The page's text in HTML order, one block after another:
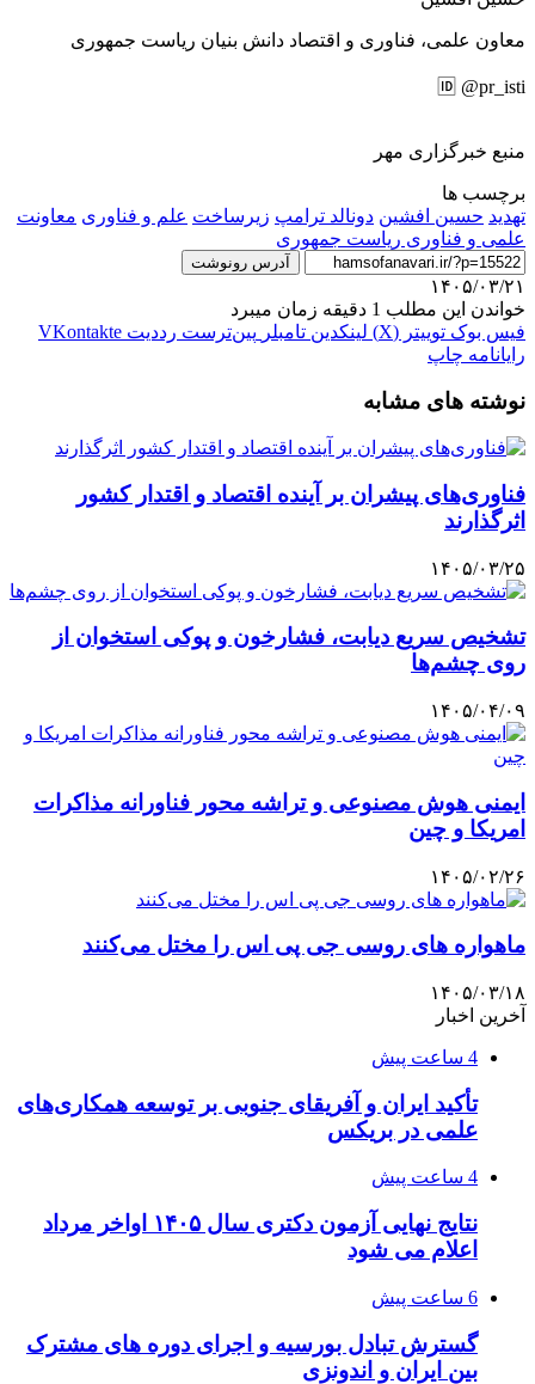
معاون علمی، فناوری و اقتصاد دانش بنیان ریاست جمهوری
🆔 @pr_isti
منبع خبرگزاری مهر
برچسب ها
تهدید حسین افشین دونالد ترامپ زیرساخت علم و فناوری معاونت
علمی و فناوری ریاست جمهوری
آدرس رونوشت
۱۴۰۵/۰۳/۲۱
خواندن این مطلب 1 دقیقه زمان میبرد
فیس بوک توییتر (X) لینکدین ‫تامبلر ‫پین‌ترست ‫رددیت ‫VKontakte
رایانامه چاپ
نوشته های مشابه
فناوری‌های پیشران بر آینده اقتصاد و اقتدار کشور
اثرگذارند
۱۴۰۵/۰۳/۲۵
تشخیص سریع دیابت، فشارخون و پوکی استخوان از
روی چشم‌ها
۱۴۰۵/۰۴/۰۹
ایمنی هوش مصنوعی و تراشه محور فناورانه مذاکرات
امریکا و چین
۱۴۰۵/۰۲/۲۶
ماهواره های روسی جی پی اس را مختل می‌کنند
۱۴۰۵/۰۳/۱۸
آخرین اخبار
4 ساعت پیش
تأکید ایران و آفریقای جنوبی بر توسعه همکاری‌های
علمی در بریکس
4 ساعت پیش
نتایج نهایی آزمون دکتری سال ۱۴۰۵ اواخر مرداد
اعلام می شود
6 ساعت پیش
گسترش تبادل بورسیه و اجرای دوره های مشترک
بین ایران و اندونزی